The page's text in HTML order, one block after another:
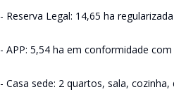
- Reserva Legal: 14,65 ha
- APP: 5,54 ha em conformidade
- Casa sede: 2 quartos, sala,